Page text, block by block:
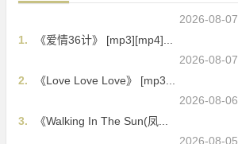
2026-08-07
1.
《爱情36计》 [mp3][mp4]...
2026-08-07
2.
《Love Love Love》 [mp3...
2026-08-06
3.
《Walking In The Sun(凤...
2026-08-05